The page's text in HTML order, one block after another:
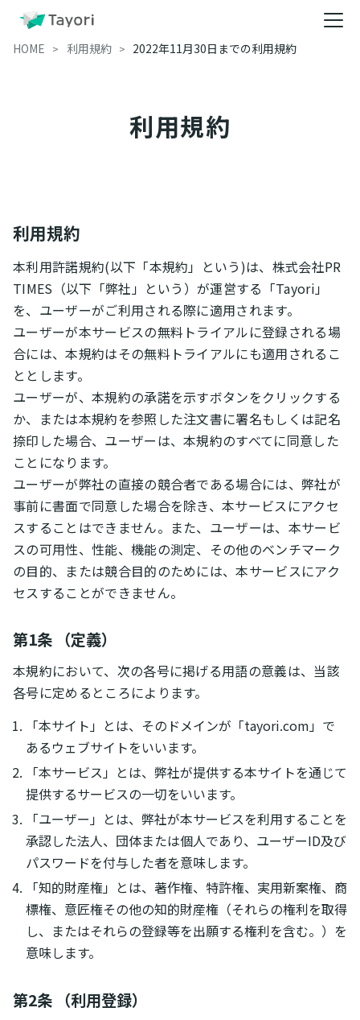
HOME 利用規約 2022年11月30日までの利用規約
利用規約
利用規約
本利用許諾規約(以下「本規約」という)は、株式会社PR
TIMES（以下「弊社」という）が運営する「Tayori」
を、ユーザーがご利用される際に適用されます。
ユーザーが本サービスの無料トライアルに登録される場
合には、本規約はその無料トライアルにも適用されるこ
ととします。
ユーザーが、本規約の承諾を示すボタンをクリックする
か、または本規約を参照した注文書に署名もしくは記名
捺印した場合、ユーザーは、本規約のすべてに同意した
ことになります。
ユーザーが弊社の直接の競合者である場合には、弊社が
事前に書面で同意した場合を除き、本サービスにアクセ
スすることはできません。また、ユーザーは、本サービ
スの可用性、性能、機能の測定、その他のベンチマーク
の目的、または競合目的のためには、本サービスにアク
セスすることができません。
第1条 （定義）
本規約において、次の各号に掲げる用語の意義は、当該
各号に定めるところによります。
「本サイト」とは、そのドメインが「tayori.com」で
あるウェブサイトをいいます。
「本サービス」とは、弊社が提供する本サイトを通じて
提供するサービスの一切をいいます。
「ユーザー」とは、弊社が本サービスを利用することを
承認した法人、団体または個人であり、ユーザーID及び
パスワードを付与した者を意味します。
「知的財産権」とは、著作権、特許権、実用新案権、商
標権、意匠権その他の知的財産権（それらの権利を取得
し、またはそれらの登録等を出願する権利を含む。）を
意味します。
第2条 （利用登録）